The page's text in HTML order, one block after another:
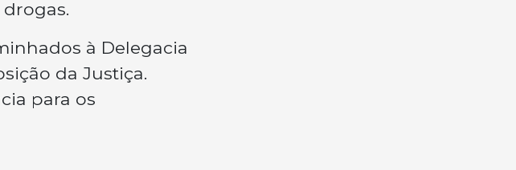
à Delegacia
da Justiça.
para os